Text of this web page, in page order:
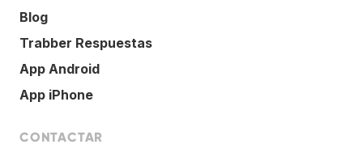
Blog
Trabber Respuestas
App Android
App iPhone
CONTACTAR